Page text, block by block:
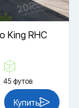
King RHC
45 футов
Купить